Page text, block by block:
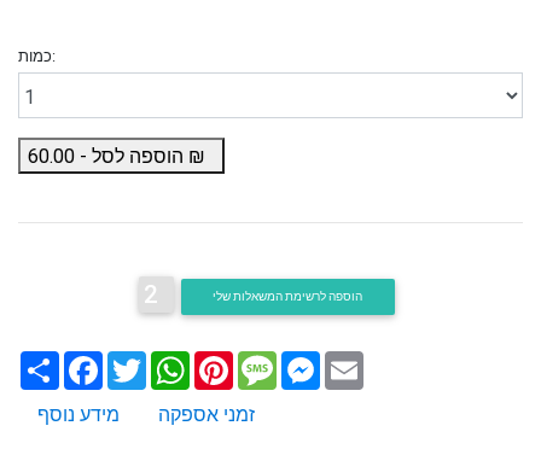
כמות:
הוספה לסל - 60.00
2 הוספה לרשימת המשאלות שלי
שתף Facebook
TwitterWhatsApp
PinterestMessageMessenger
מידע נוסף
זמני אספקה